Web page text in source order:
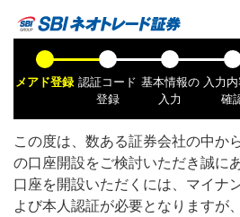
メアド登録 認証コード
登録
基本情報の
入力
入力
確
この度は、数ある証券会社の中か
の口座開設をご検討いただき誠に
口座を開設いただくには、マイナ
よび本人認証が必要となりますが